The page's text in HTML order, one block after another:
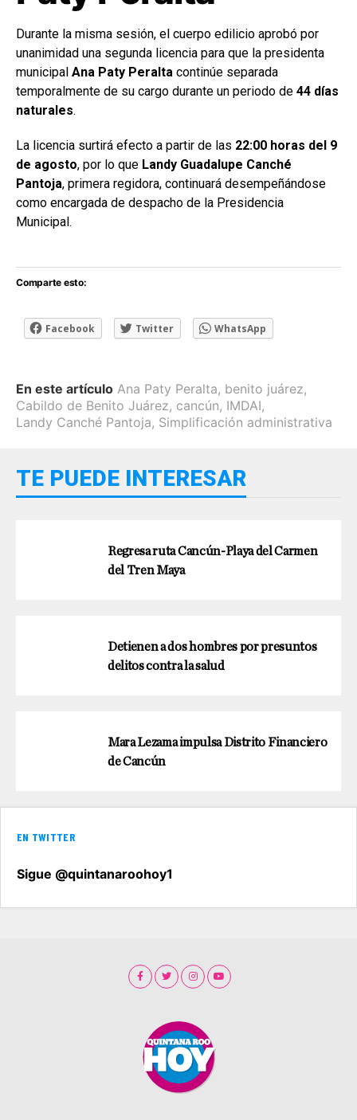
Durante la misma sesión, el cuerpo edilicio aprobó por
unanimidad una segunda licencia para que la presidenta
municipal Ana Paty Peralta continúe separada
temporalmente de su cargo durante un periodo de 44 días
naturales.
La licencia surtirá efecto a partir de las 22:00 horas del 9
de agosto, por lo que Landy Guadalupe Canché
Pantoja, primera regidora, continuará desempeñándose
como encargada de despacho de la Presidencia
Municipal.
Comparte esto:
Facebook Twitter WhatsApp
En este artículo Ana Paty Peralta, benito juárez,
Cabildo de Benito Juárez, cancún, IMDAI,
Landy Canché Pantoja, Simplificación administrativa
TE PUEDE INTERESAR
Regresa ruta Cancún-Playa del Carmen
del Tren Maya
Detienen a dos hombres por presuntos
delitos contra la salud
Mara Lezama impulsa Distrito Financiero
de Cancún
EN TWITTER
Sigue @quintanaroohoy1